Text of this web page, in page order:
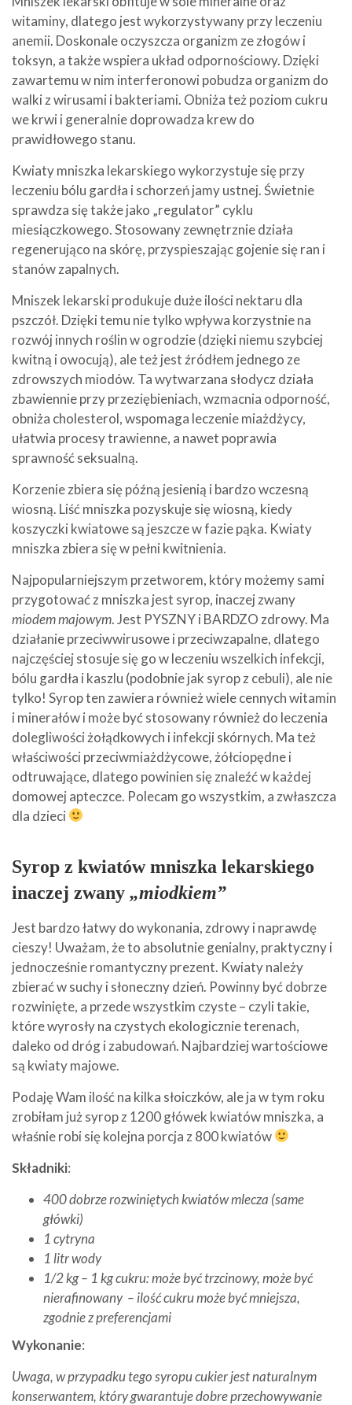
witaminy, dlatego jest wykorzystywany przy leczeniu
anemii. Doskonale oczyszcza organizm ze złogów i
toksyn, a także wspiera układ odpornościowy. Dzięki
zawartemu w nim interferonowi pobudza organizm do
walki z wirusami i bakteriami. Obniża też poziom cukru
we krwi i generalnie doprowadza krew do
prawidłowego stanu.
Kwiaty mniszka lekarskiego wykorzystuje się przy
leczeniu bólu gardła i schorzeń jamy ustnej. Świetnie
sprawdza się także jako „regulator” cyklu
miesiączkowego. Stosowany zewnętrznie działa
regenerująco na skórę, przyspieszając gojenie się ran i
stanów zapalnych.
Mniszek lekarski produkuje duże ilości nektaru dla
pszczół. Dzięki temu nie tylko wpływa korzystnie na
rozwój innych roślin w ogrodzie (dzięki niemu szybciej
kwitną i owocują), ale też jest źródłem jednego ze
zdrowszych miodów. Ta wytwarzana słodycz działa
zbawiennie przy przeziębieniach, wzmacnia odporność,
obniża cholesterol, wspomaga leczenie miażdżycy,
ułatwia procesy trawienne, a nawet poprawia
sprawność seksualną.
Korzenie zbiera się późną jesienią i bardzo wczesną
wiosną. Liść mniszka pozyskuje się wiosną, kiedy
koszyczki kwiatowe są jeszcze w fazie pąka. Kwiaty
mniszka zbiera się w pełni kwitnienia.
Najpopularniejszym przetworem, który możemy sami
przygotować z mniszka jest syrop, inaczej zwany
miodem majowym. Jest PYSZNY i BARDZO zdrowy. Ma
działanie przeciwwirusowe i przeciwzapalne, dlatego
najczęściej stosuje się go w leczeniu wszelkich infekcji,
bólu gardła i kaszlu (podobnie jak syrop z cebuli), ale nie
tylko! Syrop ten zawiera również wiele cennych witamin
i minerałów i może być stosowany również do leczenia
dolegliwości żołądkowych i infekcji skórnych. Ma też
właściwości przeciwmiażdżycowe, żółciopędne i
odtruwające, dlatego powinien się znaleźć w każdej
domowej apteczce. Polecam go wszystkim, a zwłaszcza
dla dzieci
Syrop z kwiatów mniszka lekarskiego
inaczej zwany „miodkiem”
Jest bardzo łatwy do wykonania, zdrowy i naprawdę
cieszy! Uważam, że to absolutnie genialny, praktyczny i
jednocześnie romantyczny prezent. Kwiaty należy
zbierać w suchy i słoneczny dzień. Powinny być dobrze
rozwinięte, a przede wszystkim czyste – czyli takie,
które wyrosły na czystych ekologicznie terenach,
daleko od dróg i zabudowań. Najbardziej wartościowe
są kwiaty majowe.
Podaję Wam ilość na kilka słoiczków, ale ja w tym roku
zrobiłam już syrop z 1200 główek kwiatów mniszka, a
właśnie robi się kolejna porcja z 800 kwiatów
Składniki:
400 dobrze rozwiniętych kwiatów mlecza (same
główki)
1 cytryna
1 litr wody
1/2 kg – 1 kg cukru: może być trzcinowy, może być
nierafinowany – ilość cukru może być mniejsza,
zgodnie z preferencjami
Wykonanie:
Uwaga, w przypadku tego syropu cukier jest naturalnym
konserwantem, który gwarantuje dobre przechowywanie